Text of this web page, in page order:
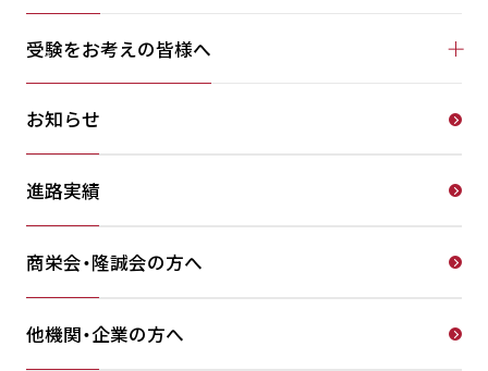
受験をお考えの皆様へ
お知らせ
進路実績
商栄会・隆誠会の方へ
他機関・企業の方へ